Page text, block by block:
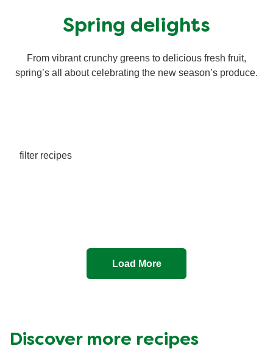
Spring delights
From vibrant crunchy greens to delicious fresh fruit,
spring’s all about celebrating the new season’s produce.
filter recipes
Load More
Discover more recipes